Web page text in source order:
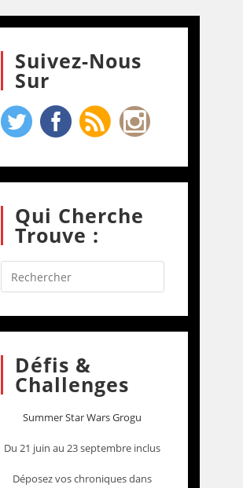
Suivez-Nous
Sur
Qui Cherche
Trouve :
Défis &
Challenges
Summer Star Wars Grogu
Du 21 juin au 23 septembre inclus
Déposez vos chroniques dans